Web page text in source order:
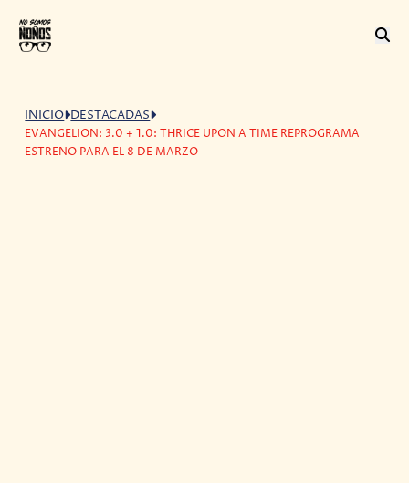
INICIO DESTACADAS
EVANGELION: 3.0 + 1.0: THRICE UPON A TIME REPROGRAMA
ESTRENO PARA EL 8 DE MARZO